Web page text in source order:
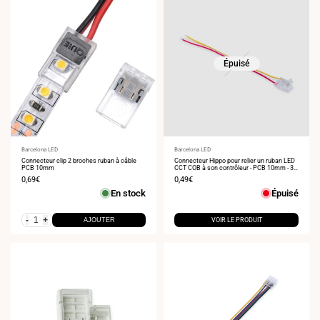
Fournisseur
:
Barcelona LED
Connecteur clip 2 broches ruban à câble
PCB 10mm
Prix
0,69€
En stock
- + AJOUTER
Épuisé
Fournisseur
:
Barcelona LED
Connecteur Hippo pour relier un ruban LED
CCT COB à son contrôleur - PCB 10mm - 3
broches - IP20 - Max. 24V
Prix
0,49€
Épuisé
VOIR LE PRODUIT